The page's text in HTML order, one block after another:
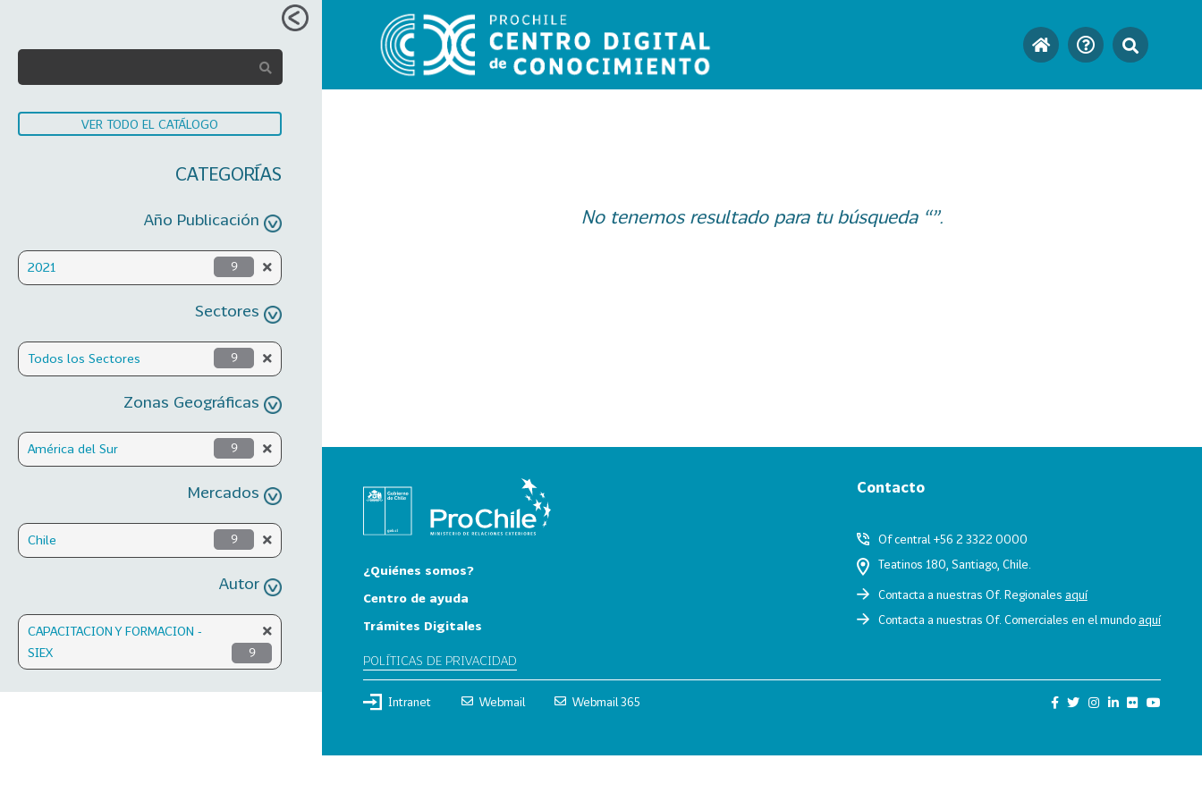
VER TODO EL CATÁLOGO
CATEGORÍAS
Año Publicación
2021 9
Sectores
Todos los Sectores 9
Zonas Geográficas
América del Sur 9
Mercados
Chile 9
Autor
CAPACITACION Y FORMACION -
SIEX
9
No tenemos resultado para tu búsqueda “”.
¿Quiénes somos?
Centro de ayuda
Trámites Digitales
POLÍTICAS DE PRIVACIDAD
Contacto
Of central +56 2 3322 0000
Teatinos 180, Santiago, Chile.
Contacta a nuestras Of. Regionales aquí
Contacta a nuestras Of. Comerciales en el mundoaquí
Intranet Webmail Webmail 365